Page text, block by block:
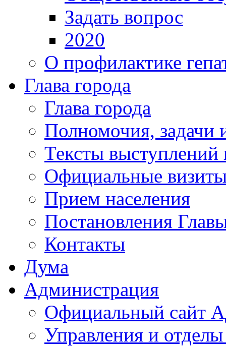
Задать вопрос
2020
О профилактике
Глава города
Глава города
Полномочия, задачи
Тексты выступлений
Официальные
Прием населения
Постановления
Контакты
Дума
Администрация
Официальный сайт
Управления и